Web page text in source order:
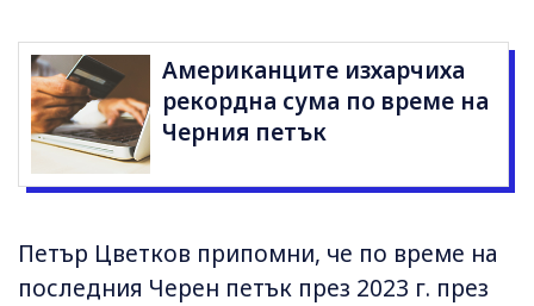
Американците изхарчиха
рекордна сума по време на
Черния петък
Петър Цветков припомни, че по време на
последния Черен петък през 2023 г. през